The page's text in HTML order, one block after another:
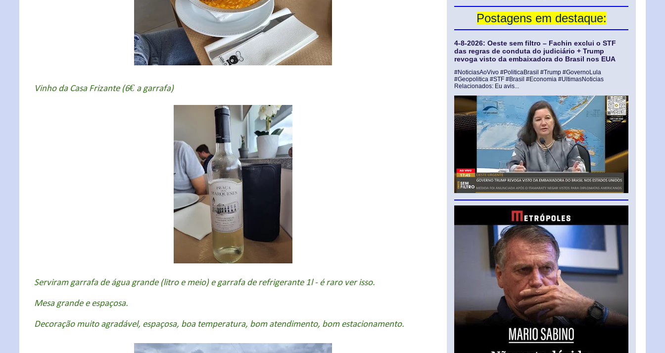
Vinho da Casa Frizante (6€ a garrafa)
Serviram garrafa de água grande (litro e meio) e garrafa de refrigerante 1l - é raro ver isso.
Mesa grande e espaçosa.
Decoração muito agradável, espaçosa, boa temperatura, bom atendimento, bom estacionamento.
Postagens em destaque:
4-8-2026: Oeste sem filtro – Fachin exclui o STF
das regras de conduta do judiciário + Trump
revoga visto da embaixadora do Brasil nos EUA
#NoticiasAoVivo #PoliticaBrasil #Trump #GovernoLula
#Geopolitica #STF #Brasil #Economia #UltimasNoticias
Relacionados: Eu avis...